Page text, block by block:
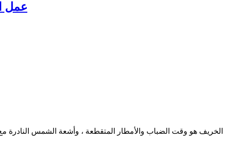
عمل
الخريف هو وقت الضباب والأمطار المتقطعة ، وأشعة الشمس النادرة